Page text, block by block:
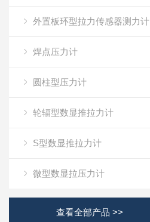
外置板环型拉力传感器测力计
焊点压力计
圆柱型压力计
轮辐型数显推拉力计
S型数显推拉力计
微型数显拉压力计
查看全部产品 >>